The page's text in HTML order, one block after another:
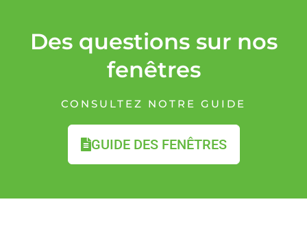
Des questions sur nos
fenêtres
CONSULTEZ NOTRE GUIDE
GUIDE DES FENÊTRES